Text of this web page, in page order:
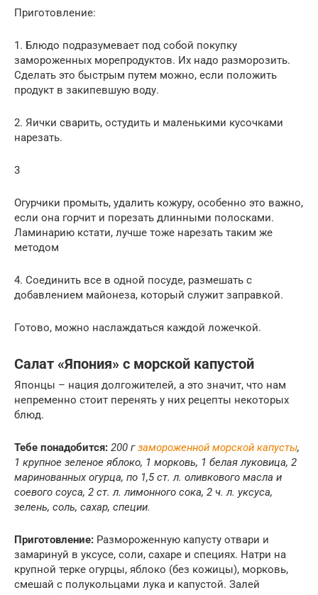
Приготовление:
1. Блюдо подразумевает под собой покупку
замороженных морепродуктов. Их надо разморозить.
Сделать это быстрым путем можно, если положить
продукт в закипевшую воду.
2. Яички сварить, остудить и маленькими кусочками
нарезать.
3
Огурчики промыть, удалить кожуру, особенно это важно,
если она горчит и порезать длинными полосками.
Ламинарию кстати, лучше тоже нарезать таким же
методом
4. Соединить все в одной посуде, размешать с
добавлением майонеза, который служит заправкой.
Готово, можно наслаждаться каждой ложечкой.
Салат «Япония» с морской капустой
Японцы – нация долгожителей, а это значит, что нам
непременно стоит перенять у них рецепты некоторых
блюд.
Тебе понадобится: 200 гзамороженной морской капусты,
1 крупное зеленое яблоко, 1 морковь, 1 белая луковица, 2
маринованных огурца, по 1,5 ст. л. оливкового масла и
соевого соуса, 2 ст. л. лимонного сока, 2 ч. л. уксуса,
зелень, соль, сахар, специи.
Приготовление: Размороженную капусту отвари и
замаринуй в уксусе, соли, сахаре и специях. Натри на
крупной терке огурцы, яблоко (без кожицы), морковь,
смешай с полукольцами лука и капустой. Залей